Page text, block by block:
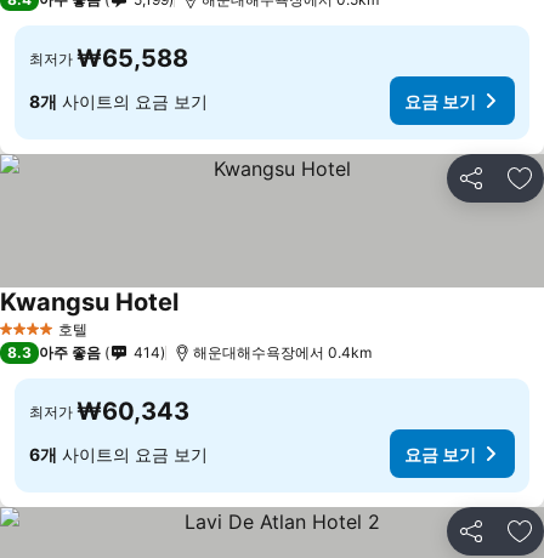
최저가 ₩65,588
8개 사이트의 요금 보기 요금 보기
공유 즐
4 성급 호텔
Kwangsu Hotel
8.3 아주 좋음 414 해운대해수욕장에서 0.4km
최저가 ₩60,343
6개 사이트의 요금 보기 요금 보기
공유 즐